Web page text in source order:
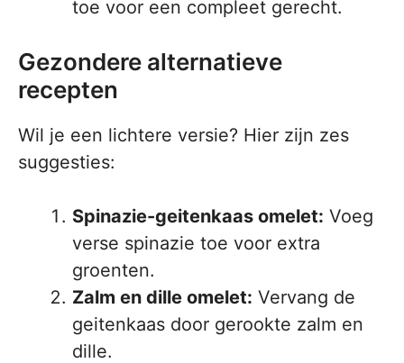
toe voor een compleet gerecht.
Gezondere alternatieve
recepten
Wil je een lichtere versie? Hier zijn zes
suggesties:
Spinazie-geitenkaas omelet: Voeg
verse spinazie toe voor extra
groenten.
Zalm en dille omelet: Vervang de
geitenkaas door gerookte zalm en
dille.